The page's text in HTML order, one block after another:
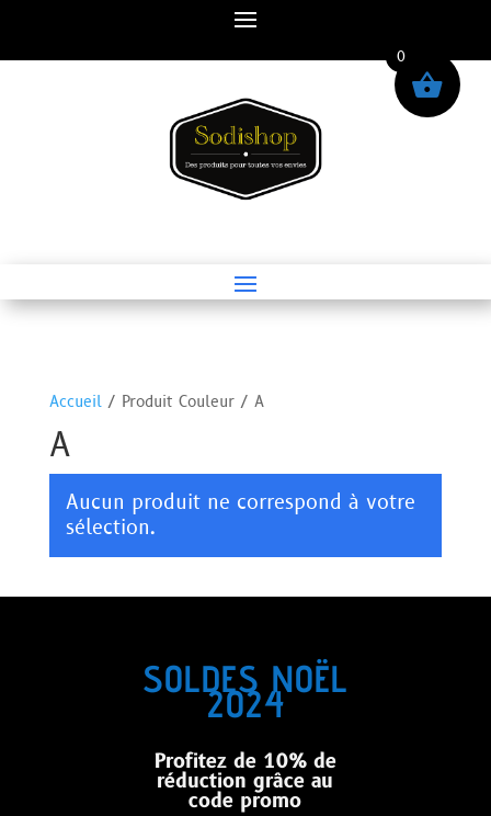
Accueil/ Produit Couleur / A
A
Aucun produit ne correspond à votre
sélection.
SOLDES NOËL
2024
Profitez de 10% de
réduction grâce au
code promo
0